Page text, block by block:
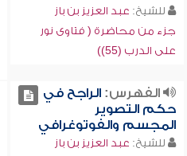
للشيخ: عبد العزيز بن باز
جزء من محاضرة ( فتاوى نور
على الدرب (55))
الفهرس:الراجح في
حكم التصوير
المجسم والفوتوغرافي
للشيخ: عبد العزيز بن باز